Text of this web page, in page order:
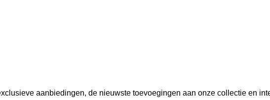
aanbiedingen, de nieuwste toevoegingen aan onze collectie en